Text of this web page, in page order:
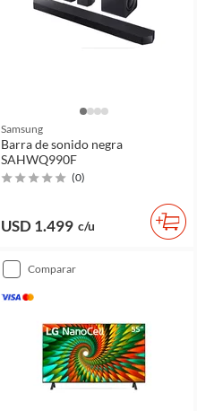
Samsung
Barra de sonido negra
SAHWQ990F
(0)
USD 1.499 c/u
comparar